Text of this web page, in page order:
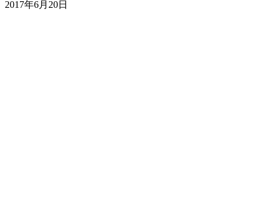
2017年6月20日